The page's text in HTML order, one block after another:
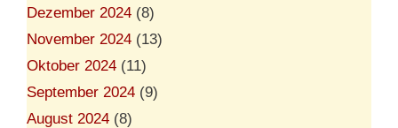
Dezember 2024 (8)
November 2024 (13)
Oktober 2024 (11)
September 2024 (9)
August 2024 (8)